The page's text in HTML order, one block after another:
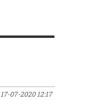
17-07-2020 12:17